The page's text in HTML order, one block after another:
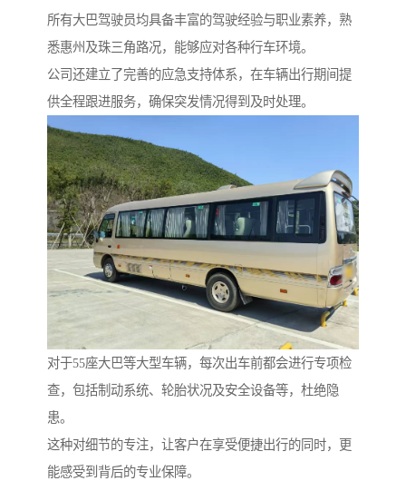
所有大巴驾驶员均具备丰富的驾驶经验与职业素养，熟
悉惠州及珠三角路况，能够应对各种行车环境。
公司还建立了完善的应急支持体系，在车辆出行期间提
供全程跟进服务，确保突发情况得到及时处理。
对于55座大巴等大型车辆，每次出车前都会进行专项检
查，包括制动系统、轮胎状况及安全设备等，杜绝隐
患。
这种对细节的专注，让客户在享受便捷出行的同时，更
能感受到背后的专业保障。